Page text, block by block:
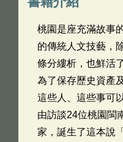
桃園是座充滿故事
的傳統人文技藝，
條分縷析，也鮮活
為了保存歷史資產
這些人、這些事可
由訪談24位桃園閩
家，誕生了這本說